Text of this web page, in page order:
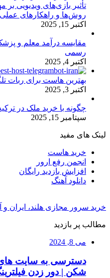
تأثیر بازی‌های ویدیویی
روش‌ها و راهکارهای عملی
اکتبر 15, 2025
رسمی
اکتبر 4, 2025
بهترین هاست برای ربات
اکتبر 3, 2025
چگونه با خرید ملک در
سپتامبر 15, 2025
لینک های مفید
خرید هاست
انجمن رفع ارور
افزایش بازدید رایگان
دانلود آهنگ
خرید سرور مجازی هلند، ایران و
مطالب پر بازدید
می 8, 2024
دسترسی به سایت های
شکن | دور زدن